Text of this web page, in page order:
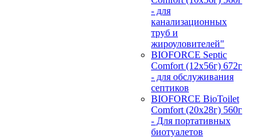
- для
канализационных
труб и
жироуловителей"
BIOFORCE Septic
Comfort (12x56г) 672г
- для обслуживания
септиков
BIOFORCE BioToilet
Comfort (20x28г) 560г
- Для портативных
биотуалетов